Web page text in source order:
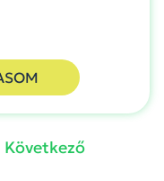
Következő